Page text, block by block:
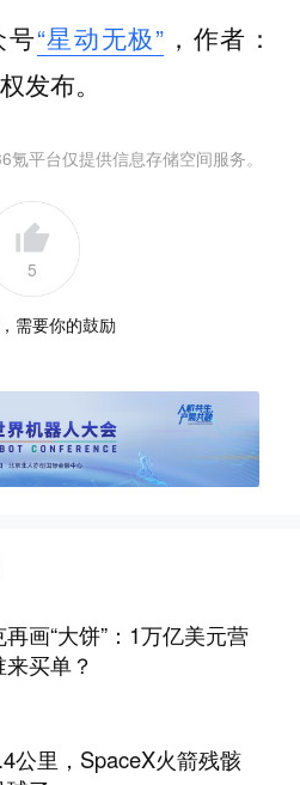
号“星动无极” ，作者：
发布。
平台仅提供信息存储空间服务。
5
需要你的鼓励
画“大饼”：1万亿美元营
买单？
公里，SpaceX火箭残骸